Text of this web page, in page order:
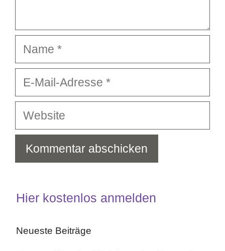
Mail-
Adresse
Website
Hier kostenlos anmelden
Neueste Beiträge